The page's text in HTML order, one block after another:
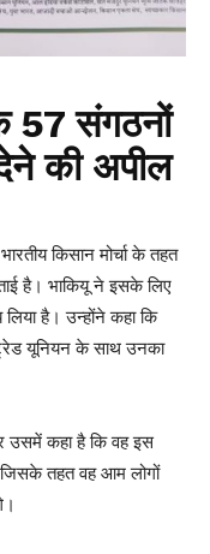
57 संगठनों
की अपील
किसान मोर्चा के तहत
है। भाकियू ने इसके लिए
है। उन्होंने कहा कि
यूनियन के साथ उनका
उसमें कहा है कि वह इस
तहत वह आम लोगों